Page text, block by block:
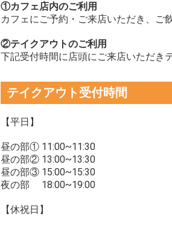
①カフェ店内のご利用
カフェにご予約・ご来店いただき、ご
②テイクアウトのご利用
下記受付時間に店頭にご来店いただき
テイクアウト受付時間
【平日】
昼の部① 11:00~11:30
昼の部② 13:00~13:30
昼の部③ 15:00~15:30
夜の部 18:00~19:00
【休祝日】